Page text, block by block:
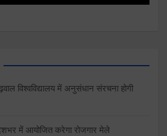
विश्वविद्यालय में अनुसंधान संरचना होगी
में आयोजित करेगा रोजगार मेले